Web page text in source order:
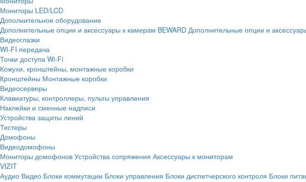
Мониторы LED/LCD
Дополнительное оборудование
Дополнительные опции и аксессуары к камерам BEWARD Дополнительные опции и
Видеоглазки
WI-FI передача
Точки доступа Wi-Fi
Кожухи, кронштейны, монтажные коробки
Кронштейны Монтажные коробки
Видеосерверы
Клавиатуры, контроллеры, пульты управления
Наклейки и сменные надписи
Устройства защиты линий
Тестеры
Домофоны
Видеодомофоны
Мониторы домофонов Устройства сопряжения Аксессуары к мониторам
VIZIT
Аудио Видео Блоки коммутации Блоки управления Блоки диспетчерского контроля Блоки